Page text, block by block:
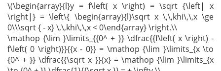
\(\begin{array}{l}y = f\left( x \right) = \sqrt {\left| x
\right|} = \left\{ \begin{array}{l}\sqrt x \,\,khi\,\,x \ge
0\\\sqrt { - x} \,\,khi\,\,x < 0\end{array} \right.\\
\mathop {\lim }\limits_{{0^ + }} \dfrac{{f\left( x \right) -
f\left( 0 \right)}}{{x - 0}} = \mathop {\lim }\limits_{x \to
{0^ + }} \dfrac{{\sqrt x }}{x} = \mathop {\lim }\limits_{x